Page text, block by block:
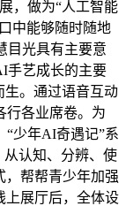
，做为“人工智能
中能够随时随地
目光具有主要意
手艺成长的主要
生。通过语音互动
行各业席卷。为
“少年AI奇遇记”系
从认知、分辨、使
，帮帮青少年加强
上展厅后，全体设